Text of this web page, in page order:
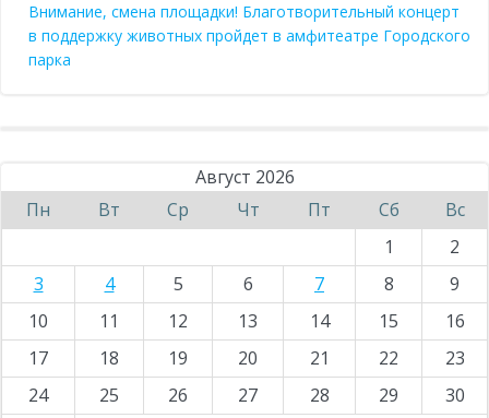
Внимание, смена площадки! Благотворительный концерт
в поддержку животных пройдет в амфитеатре Городского
парка
Август 2026
Пн
Вт Ср Чт Пт Сб
Вс
1
2
3
4 5 6 7 8
9
10
11 12 13 14 15
16
17
18 19 20 21 22
23
24
25 26 27 28 29
30